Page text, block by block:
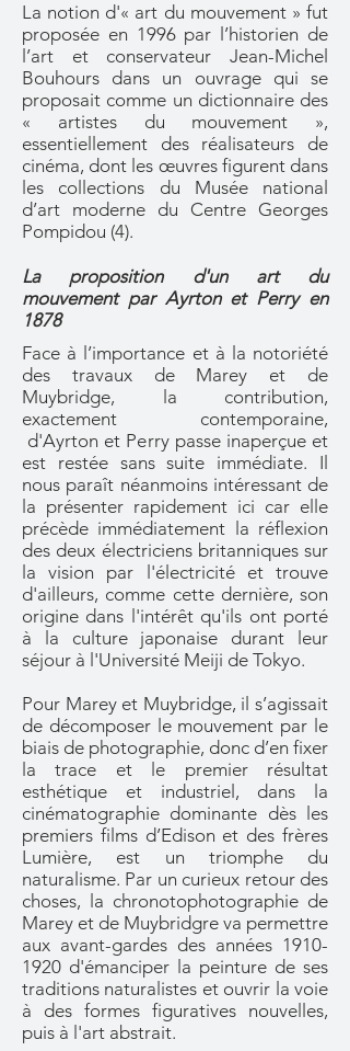
La notion d'« art du mouvement » fut
proposée en 1996 par l’historien de
l’art et conservateur Jean-Michel
Bouhours dans un ouvrage qui se
proposait comme un dictionnaire des
« artistes du mouvement »,
essentiellement des réalisateurs de
cinéma, dont les œuvres figurent dans
les collections du Musée national
d’art moderne du Centre Georges
Pompidou (4).
La proposition d'un art du
mouvement par Ayrton et Perry en
1878
Face à l’importance et à la notoriété
des travaux de Marey et de
Muybridge, la contribution,
exactement contemporaine,
d'Ayrton et Perry passe inaperçue et
est restée sans suite immédiate. Il
nous paraît néanmoins intéressant de
la présenter rapidement ici car elle
précède immédiatement la réflexion
des deux électriciens britanniques sur
la vision par l'électricité et trouve
d'ailleurs, comme cette dernière, son
origine dans l'intérêt qu'ils ont porté
à la culture japonaise durant leur
séjour à l'Université Meiji de Tokyo.
Pour Marey et Muybridge, il s’agissait
de décomposer le mouvement par le
biais de photographie, donc d’en fixer
la trace et le premier résultat
esthétique et industriel, dans la
cinématographie dominante dès les
premiers films d’Edison et des frères
Lumière, est un triomphe du
naturalisme. Par un curieux retour des
choses, la chronotophotographie de
Marey et de Muybridgre va permettre
aux avant-gardes des années 1910-
1920 d'émanciper la peinture de ses
traditions naturalistes et ouvrir la voie
à des formes figuratives nouvelles,
puis à l'art abstrait.